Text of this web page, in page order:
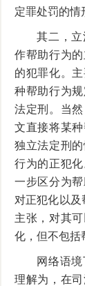
定罪处罚的情
其二，
作帮助行为
的犯罪化。
种帮助行为
法定刑。当
文直接将某
独立法定刑
行为的正犯
一步区分为
对正犯化以及
主张，对其
化，但不包括
网络语
理解为，在